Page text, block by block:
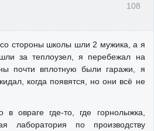
108
стороны школы шли 2 мужика, а я
за теплоузел, я перебежал на
почти вплотную были гаражи, я
когда появятся, но они всё не
овраге где-то, где горнолыжка,
лаборатория по производству